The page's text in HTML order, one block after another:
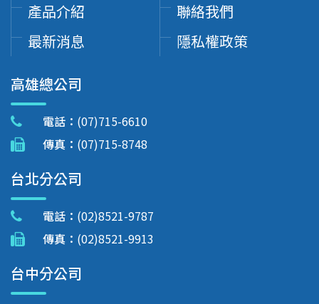
產品介紹
最新消息
聯絡我們
隱私權政策
高雄總公司
電話： (07)715-6610
傳真： (07)715-8748
台北分公司
電話： (02)8521-9787
傳真： (02)8521-9913
台中分公司